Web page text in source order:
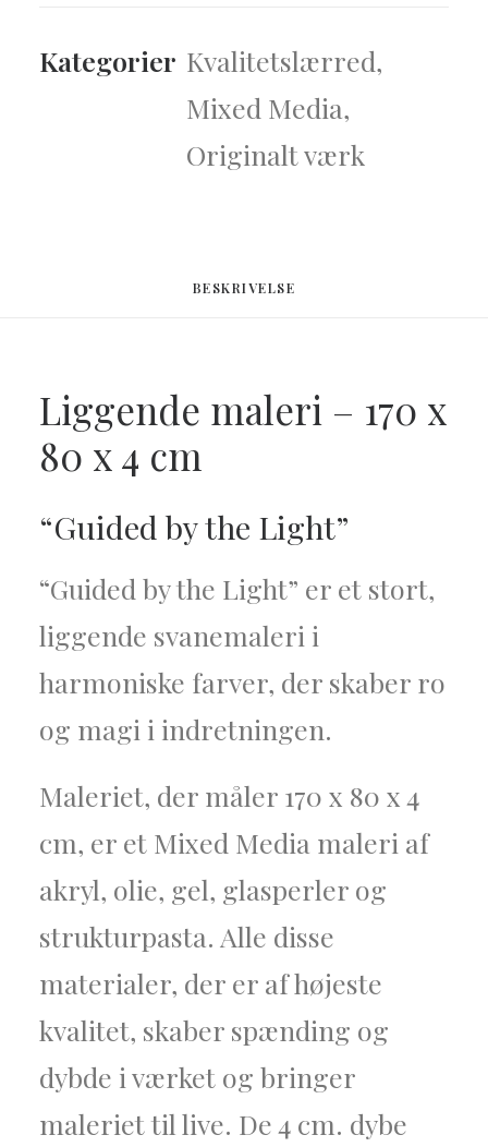
x
80
Kategorier Kvalitetslærred,
Mixed Media,
Originalt værk
BESKRIVELSE
Liggende maleri – 170 x
80 x 4 cm
“Guided by the Light”
“Guided by the Light” er et stort,
liggende svanemaleri i
harmoniske farver, der skaber ro
og magi i indretningen.
Maleriet, der måler 170 x 80 x 4
cm, er et Mixed Media maleri af
akryl, olie, gel, glasperler og
strukturpasta. Alle disse
materialer, der er af højeste
kvalitet, skaber spænding og
dybde i værket og bringer
maleriet til live. De 4 cm. dybe